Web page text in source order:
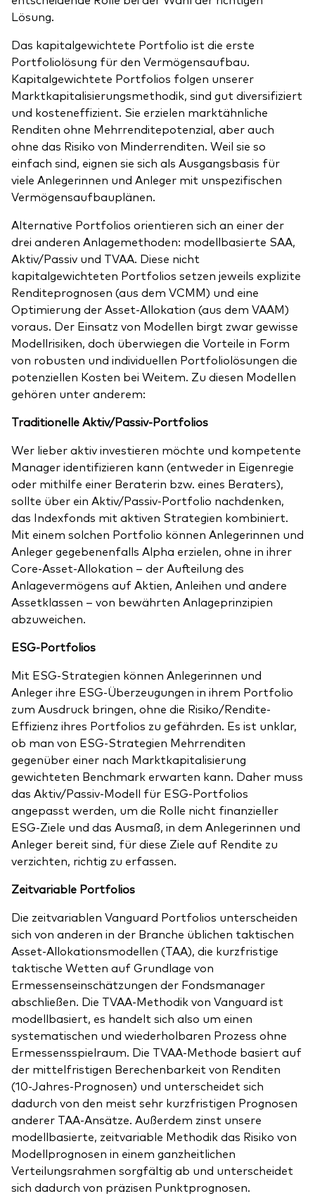
Lösung.
Das kapitalgewichtete Portfolio ist die erste
Portfoliolösung für den Vermögensaufbau.
Kapitalgewichtete Portfolios folgen unserer
Marktkapitalisierungsmethodik, sind gut diversifiziert
und kosteneffizient. Sie erzielen marktähnliche
Renditen ohne Mehrrenditepotenzial, aber auch
ohne das Risiko von Minderrenditen. Weil sie so
einfach sind, eignen sie sich als Ausgangsbasis für
viele Anlegerinnen und Anleger mit unspezifischen
Vermögensaufbauplänen.
Alternative Portfolios orientieren sich an einer der
drei anderen Anlagemethoden: modellbasierte SAA,
Aktiv/Passiv und TVAA. Diese nicht
kapitalgewichteten Portfolios setzen jeweils explizite
Renditeprognosen (aus dem VCMM) und eine
Optimierung der Asset-Allokation (aus dem VAAM)
voraus. Der Einsatz von Modellen birgt zwar gewisse
Modellrisiken, doch überwiegen die Vorteile in Form
von robusten und individuellen Portfoliolösungen die
potenziellen Kosten bei Weitem. Zu diesen Modellen
gehören unter anderem:
Traditionelle Aktiv/Passiv-Portfolios
Wer lieber aktiv investieren möchte und kompetente
Manager identifizieren kann (entweder in Eigenregie
oder mithilfe einer Beraterin bzw. eines Beraters),
sollte über ein Aktiv/Passiv-Portfolio nachdenken,
das Indexfonds mit aktiven Strategien kombiniert.
Mit einem solchen Portfolio können Anlegerinnen und
Anleger gegebenenfalls Alpha erzielen, ohne in ihrer
Core-Asset-Allokation – der Aufteilung des
Anlagevermögens auf Aktien, Anleihen und andere
Assetklassen – von bewährten Anlageprinzipien
abzuweichen.
ESG-Portfolios
Mit ESG-Strategien können Anlegerinnen und
Anleger ihre ESG-Überzeugungen in ihrem Portfolio
zum Ausdruck bringen, ohne die Risiko/Rendite-
Effizienz ihres Portfolios zu gefährden. Es ist unklar,
ob man von ESG-Strategien Mehrrenditen
gegenüber einer nach Marktkapitalisierung
gewichteten Benchmark erwarten kann. Daher muss
das Aktiv/Passiv-Modell für ESG-Portfolios
angepasst werden, um die Rolle nicht finanzieller
ESG-Ziele und das Ausmaß, in dem Anlegerinnen und
Anleger bereit sind, für diese Ziele auf Rendite zu
verzichten, richtig zu erfassen.
Zeitvariable Portfolios
Die zeitvariablen Vanguard Portfolios unterscheiden
sich von anderen in der Branche üblichen taktischen
Asset-Allokationsmodellen (TAA), die kurzfristige
taktische Wetten auf Grundlage von
Ermessenseinschätzungen der Fondsmanager
abschließen. Die TVAA-Methodik von Vanguard ist
modellbasiert, es handelt sich also um einen
systematischen und wiederholbaren Prozess ohne
Ermessensspielraum. Die TVAA-Methode basiert auf
der mittelfristigen Berechenbarkeit von Renditen
(10-Jahres-Prognosen) und unterscheidet sich
dadurch von den meist sehr kurzfristigen Prognosen
anderer TAA-Ansätze. Außerdem zinst unsere
modellbasierte, zeitvariable Methodik das Risiko von
Modellprognosen in einem ganzheitlichen
Verteilungsrahmen sorgfältig ab und unterscheidet
sich dadurch von präzisen Punktprognosen.